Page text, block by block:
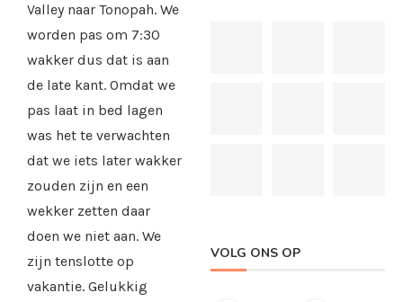
Valley naar Tonopah. We
worden pas om 7:30
wakker dus dat is aan
de late kant. Omdat we
pas laat in bed lagen
was het te verwachten
dat we iets later wakker
zouden zijn en een
wekker zetten daar
doen we niet aan. We
zijn tenslotte op
vakantie. Gelukkig
VOLG ONS OP